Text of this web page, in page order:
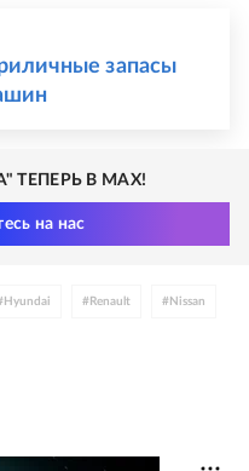
запасы
ТЕПЕРЬ В MAX!
на нас
Hyundai # Renault # Nissan